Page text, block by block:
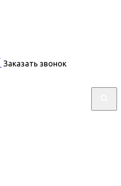
Заказать звонок